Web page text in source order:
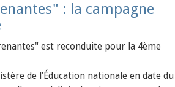
: la campagne
est reconduite pour la 4ème
de l’Éducation nationale en date du